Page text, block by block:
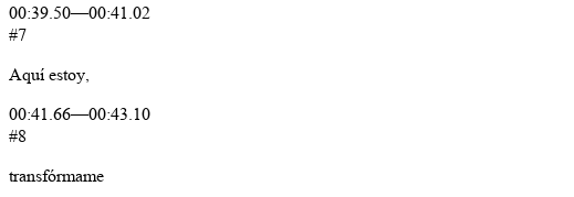
00:39.50—00:41.02
#7
Aquí estoy,
00:41.66—00:43.10
#8
transfórmame